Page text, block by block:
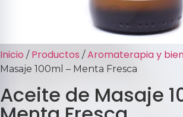
Inicio / Productos /Aromaterapia y
Masaje 100ml – Menta Fresca
Aceite de Masaje